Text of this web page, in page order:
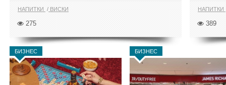
НАПИТКИ ВИСКИ
275
НАПИТКИ
389
БИЗНЕС БИЗНЕС